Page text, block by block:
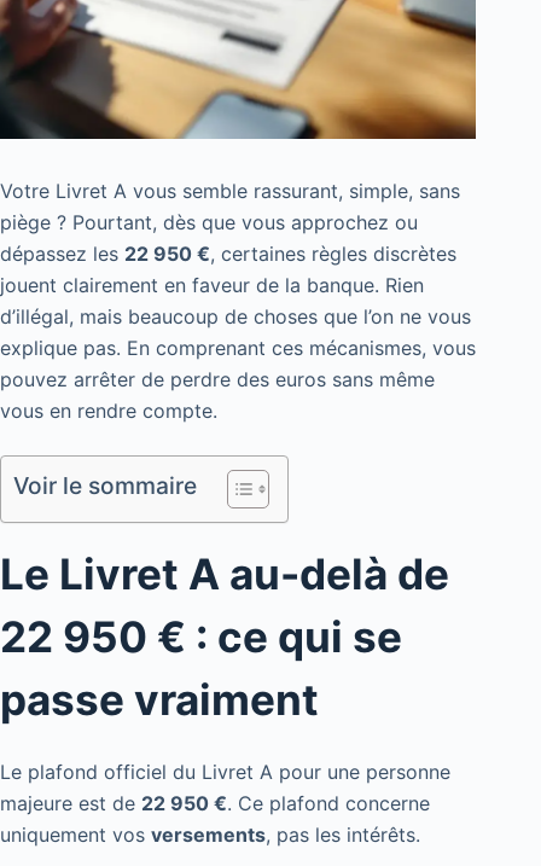
Votre Livret A vous semble rassurant, simple, sans
piège ? Pourtant, dès que vous approchez ou
dépassez les 22 950 €, certaines règles discrètes
jouent clairement en faveur de la banque. Rien
d’illégal, mais beaucoup de choses que l’on ne vous
explique pas. En comprenant ces mécanismes, vous
pouvez arrêter de perdre des euros sans même
vous en rendre compte.
Voir le sommaire
Le Livret A au-delà de
22 950 € : ce qui se
passe vraiment
Le plafond officiel du Livret A pour une personne
majeure est de 22 950 €. Ce plafond concerne
uniquement vos versements, pas les intérêts.